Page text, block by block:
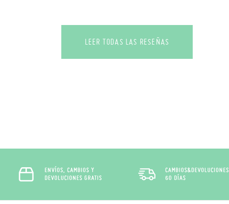
LEER TODAS LAS RESEÑAS
ENVÍOS, CAMBIOS Y
DEVOLUCIONES GRATIS
CAMBIOS&DEVOLUCIONES
60 DÍAS